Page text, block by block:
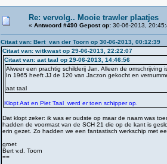
Re: vervolg.. Mooie trawler plaatjes
« Antwoord #490 Gepost op:30-06-2013,
Citaat van: Bert van der Toorn op 30-06-2013, 00:12:39
Citaat van: witkwast op 29-06-2013, 22:22:07
Citaat van: aat taal op 29-06-2013, 14:46:56
Alweer een prachtig schilderij Jan. Alleen de
In 1965 heeft JJ de 120 van Jaczon gekocht en
aat taal
Klopt Aat en Piet Taal werd er toen schipper op.
Dat klopt zeker: ik was er oudste op maar de naam was
hadden de voormast van de SCH 21 die op de kant is
erin gezet. Zo hadden we een fantastisch werkschip met
groet
Bert v.d. Toorn
==